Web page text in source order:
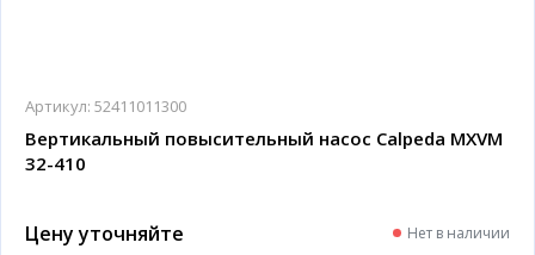
Артикул: 52411011300
Вертикальный повысительный насос Calpeda MXVM
32-410
Цену уточняйте Нет в наличии